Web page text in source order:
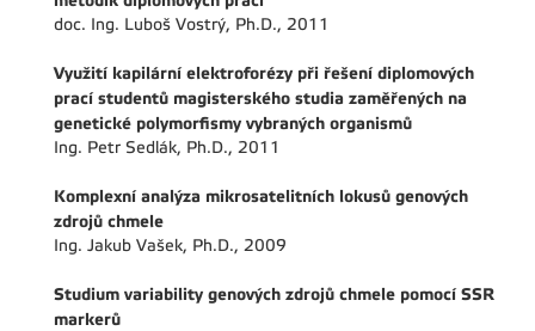
doc. Ing. Luboš Vostrý, Ph.D., 2011
Využití kapilární elektroforézy při řešení diplomových
prací studentů magisterského studia zaměřených na
genetické polymorfismy vybraných organismů
Ing. Petr Sedlák, Ph.D., 2011
Komplexní analýza mikrosatelitních lokusů genových
zdrojů chmele
Ing. Jakub Vašek, Ph.D., 2009
Studium variability genových zdrojů chmele pomocí SSR
markerů